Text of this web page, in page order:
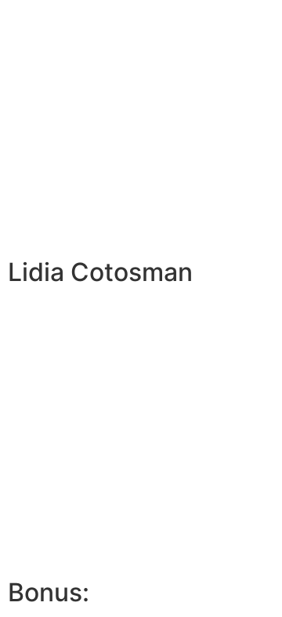
Lidia Cotosman
Bonus: